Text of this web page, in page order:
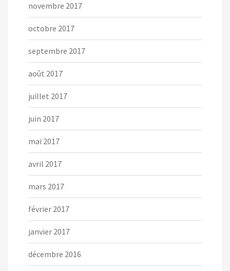
novembre 2017
octobre 2017
septembre 2017
août 2017
juillet 2017
juin 2017
mai 2017
avril 2017
mars 2017
février 2017
janvier 2017
décembre 2016